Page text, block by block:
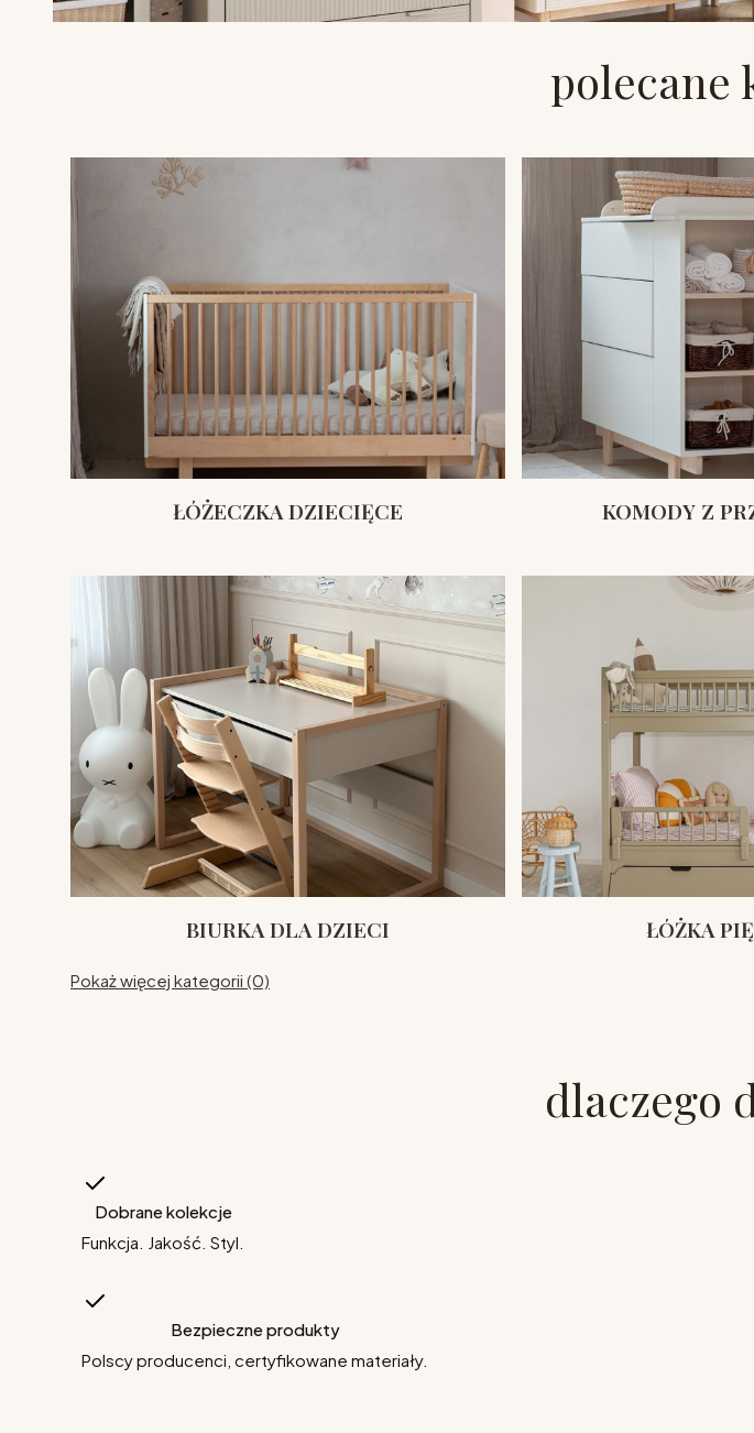
polecane
ŁÓŻECZKA DZIECIĘCE KOMODY Z
BIURKA DLA DZIECI ŁÓŻKA
Pokaż więcej kategorii (0)
dlaczego
Dobrane kolekcje
Funkcja. Jakość. Styl.
Bezpieczne produkty
Polscy producenci, certyfikowane materiały.